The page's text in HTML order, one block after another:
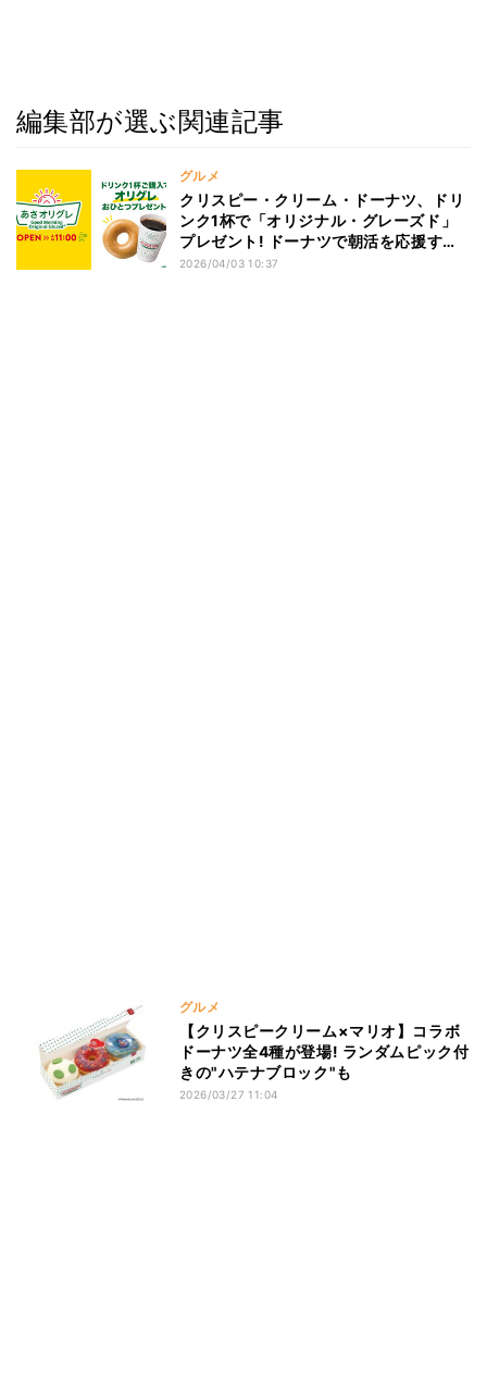
編集部が選ぶ関連記事
グルメ
クリスピー・クリーム・ドーナツ、ドリ
ンク1杯で「オリジナル・グレーズド」
プレゼント! ドーナツで朝活を応援する
『あさオリグレ』全国へ拡大
2026/04/03 10:37
グルメ
【クリスピークリーム×マリオ】コラボ
ドーナツ全4種が登場! ランダムピック付
きの"ハテナブロック"も
2026/03/27 11:04